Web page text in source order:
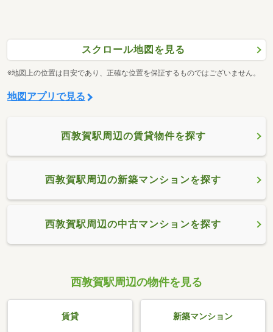
スクロール地図を見る
※地図上の位置は目安であり、正確な位置を保証するものではございません。
地図アプリで見る
西敦賀駅周辺の賃貸物件を探す
西敦賀駅周辺の新築マンションを探す
西敦賀駅周辺の中古マンションを探す
西敦賀駅周辺の物件を見る
賃貸 新築マンション